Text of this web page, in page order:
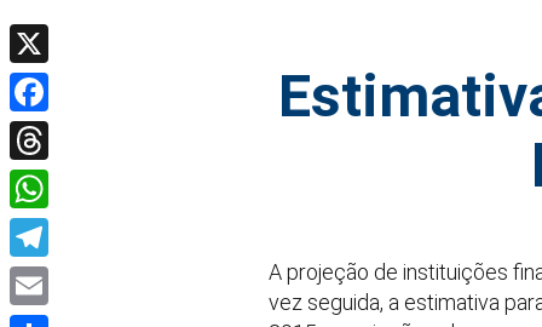
A projeção de instituições
vez seguida, a estimativa
X
Facebook
Threads
WhatsApp
Telegram